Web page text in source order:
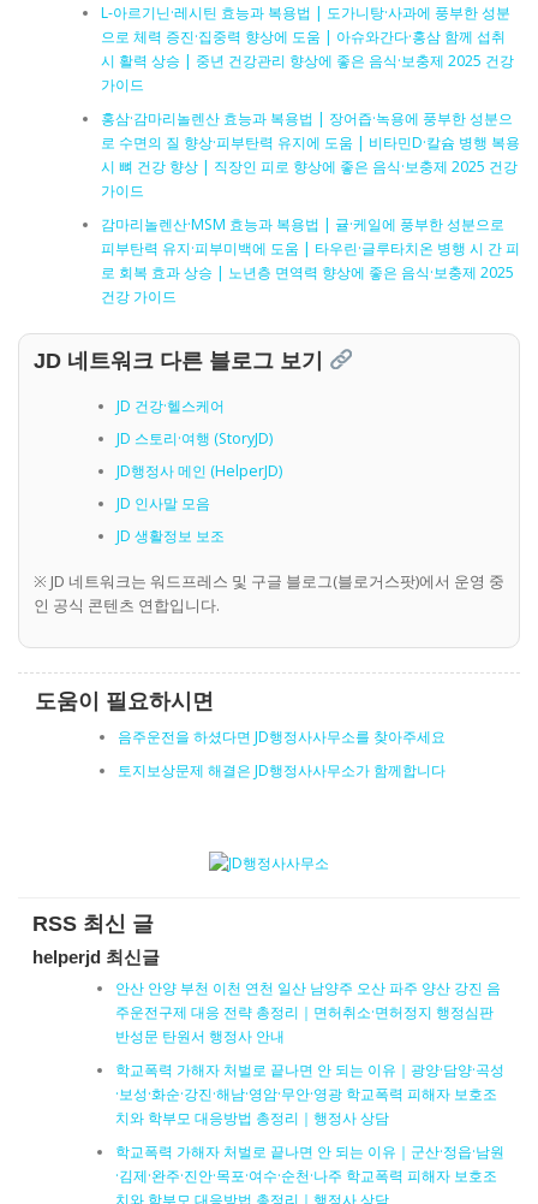
L-아르기닌·레시틴 효능과 복용법 | 도가니탕·사과에 풍부한 성분
으로 체력 증진·집중력 향상에 도움 | 아슈와간다·홍삼 함께 섭취
시 활력 상승 | 중년 건강관리 향상에 좋은 음식·보충제 2025 건강
가이드
홍삼·감마리놀렌산 효능과 복용법 | 장어즙·녹용에 풍부한 성분으
로 수면의 질 향상·피부탄력 유지에 도움 | 비타민D·칼슘 병행 복용
시 뼈 건강 향상 | 직장인 피로 향상에 좋은 음식·보충제 2025 건강
가이드
감마리놀렌산·MSM 효능과 복용법 | 귤·케일에 풍부한 성분으로
피부탄력 유지·피부미백에 도움 | 타우린·글루타치온 병행 시 간 피
로 회복 효과 상승 | 노년층 면역력 향상에 좋은 음식·보충제 2025
건강 가이드
JD 네트워크 다른 블로그 보기
JD 건강·헬스케어
JD 스토리·여행 (StoryJD)
JD행정사 메인 (HelperJD)
JD 인사말 모음
JD 생활정보 보조
※ JD 네트워크는 워드프레스 및 구글 블로그(블로거스팟)에서 운영 중
인 공식 콘텐츠 연합입니다.
도움이 필요하시면
음주운전을 하셨다면 JD행정사사무소를 찾아주세요
토지보상문제 해결은 JD행정사사무소가 함께합니다
RSS 최신 글
helperjd 최신글
안산 안양 부천 이천 연천 일산 남양주 오산 파주 양산 강진 음
주운전구제 대응 전략 총정리｜면허취소·면허정지 행정심판
반성문 탄원서 행정사 안내
학교폭력 가해자 처벌로 끝나면 안 되는 이유｜광양·담양·곡성
·보성·화순·강진·해남·영암·무안·영광 학교폭력 피해자 보호조
치와 학부모 대응방법 총정리｜행정사 상담
학교폭력 가해자 처벌로 끝나면 안 되는 이유｜군산·정읍·남원
·김제·완주·진안·목포·여수·순천·나주 학교폭력 피해자 보호조
치와 학부모 대응방법 총정리｜행정사 상담